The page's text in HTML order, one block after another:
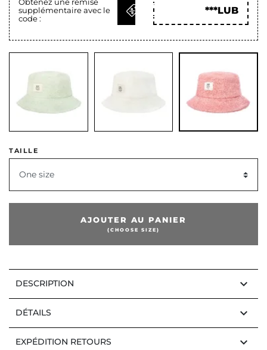
supplémentaire avec le
code :
OBTENIR
LE CODE
***LUB
TAILLE
One size
AJOUTER AU PANIER
(CHOOSE SIZE)
DESCRIPTION keyboard_arrow_down
DÉTAILS keyboard_arrow_down
EXPÉDITION RETOURS keyboard_arrow_down